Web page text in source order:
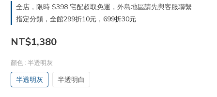
全店，限時 $398 宅配超取免運，外島地區請先與客服聯繫
指定分類，全館299折10元，699折30元
NT$1,380
顏色 : 半透明灰
半透明灰 半透明白